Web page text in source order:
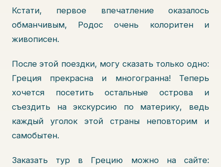
Кстати, первое впечатление оказалось
обманчивым, Родос очень колоритен и
живописен.
После этой поездки, могу сказать только одно:
Греция прекрасна и многогранна! Теперь
хочется посетить остальные острова и
съездить на экскурсию по материку, ведь
каждый уголок этой страны неповторим и
самобытен.
Заказать тур в Грецию можно на сайте: